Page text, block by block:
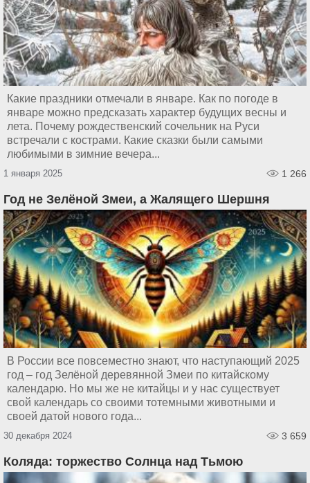
Какие праздники отмечали в январе. Как по погоде в
январе можно предсказать характер будущих весны и
лета. Почему рождественский сочельник на Руси
встречали с кострами. Какие сказки были самыми
любимыми в зимние вечера...
1 января 2025 1 266
Год не Зелёной Змеи, а Жалящего Шершня
В России все повсеместно знают, что наступающий 2025
год – год Зелёной деревянной Змеи по китайскому
календарю. Но мы же не китайцы и у нас существует
свой календарь со своими тотемными животными и
своей датой нового года...
30 декабря 2024 3 659
Коляда: торжество Солнца над Тьмою